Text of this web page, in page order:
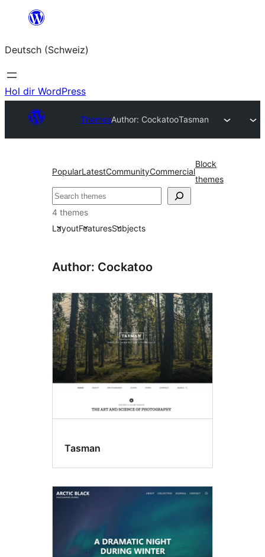
springen
Deutsch (Schweiz)
Hol dir WordPress
ThemesAuthor: CockatooTasman
PopularLatestCommunityCommercial
Block
themes
Suchen
4 themes
LayoutFeaturesSubjects
Author: Cockatoo
Tasman